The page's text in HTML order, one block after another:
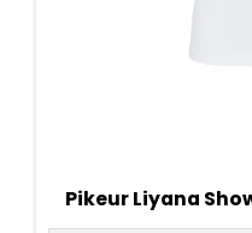
Pikeur Liyana